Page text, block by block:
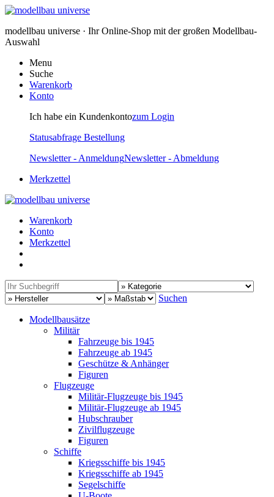
modellbau universe · Ihr Online-Shop mit der großen Modellbau-
Auswahl
Menu
Suche
Warenkorb
Konto
Ich habe ein Kundenkontozum Login
Statusabfrage Bestellung
Newsletter - AnmeldungNewsletter - Abmeldung
Merkzettel
Warenkorb
Konto
Merkzettel
Suchen
Modellbausätze
Militär
Fahrzeuge bis 1945
Fahrzeuge ab 1945
Geschütze & Anhänger
Figuren
Flugzeuge
Militär-Flugzeuge bis 1945
Militär-Flugzeuge ab 1945
Hubschrauber
Zivilflugzeuge
Figuren
Schiffe
Kriegsschiffe bis 1945
Kriegsschiffe ab 1945
Segelschiffe